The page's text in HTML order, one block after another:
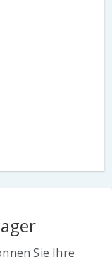
Sie Ihre